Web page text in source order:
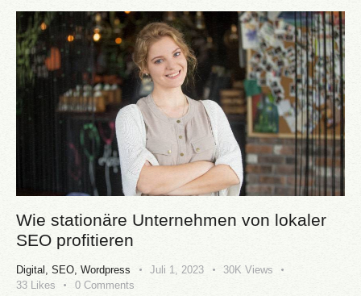
Wie stationäre Unternehmen von lokaler
SEO profitieren
Digital SEO Wordpress Juli 1, 2023 30K Views
33
Likes 0 Comments